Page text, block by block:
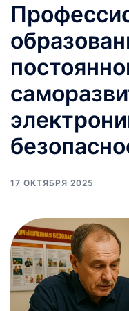
17 ОКТЯБРЯ 2025